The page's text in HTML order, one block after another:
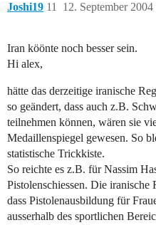
Joshi19 12. September
11
Iran köönte noch besser sein.
Hi alex,
hätte das derzeitige iranische
so geändert, dass auch z.B.
teilnehmen können, wären sie
Medaillenspiegel gewesen. So
statistische Trickkiste.
So reichte es z.B. für Nassim
Pistolenschiessen. Die
dass Pistolenausbildung für
ausserhalb des sportlichen